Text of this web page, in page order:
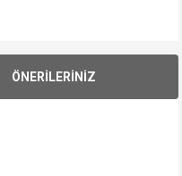
ÖNERİLERİNİZ